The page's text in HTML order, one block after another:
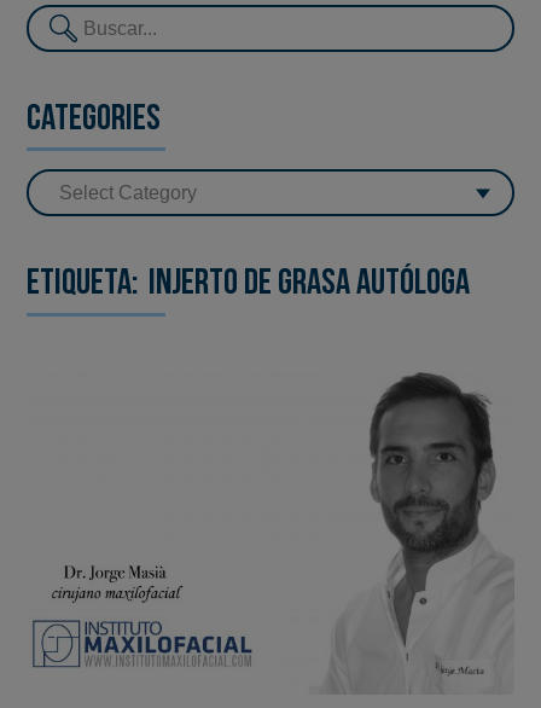
Categories
Etiqueta: injerto de grasa autóloga